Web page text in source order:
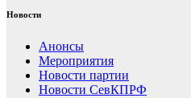
Новости
Анонсы
Мероприятия
Новости партии
Новости СевКПРФ